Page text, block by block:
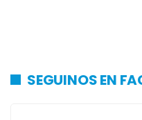
SEGUINOS EN